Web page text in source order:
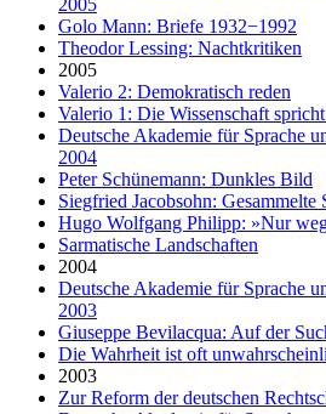
Golo Mann: Briefe 1932−1992
Theodor Lessing: Nachtkritiken
2005
Valerio 2: Demokratisch reden
Valerio 1: Die Wissenschaft
Deutsche Akademie für Sprache
2004
Peter Schünemann: Dunkles Bild
Siegfried Jacobsohn: Gesammelte
Hugo Wolfgang Philipp: »Nur
Sarmatische Landschaften
2004
Deutsche Akademie für Sprache
2003
Giuseppe Bevilacqua: Auf der
Die Wahrheit ist oft
2003
Zur Reform der deutschen